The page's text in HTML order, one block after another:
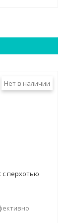
Нет в наличии
с перхотью